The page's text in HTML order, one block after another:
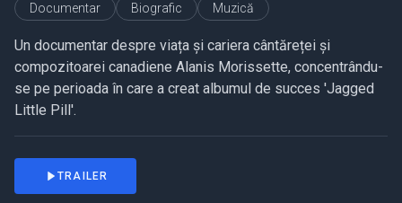
Documentar Biografic Muzică
Un documentar despre viața și cariera cântăreței și
compozitoarei canadiene Alanis Morissette, concentrându-
se pe perioada în care a creat albumul de succes 'Jagged
Little Pill'.
TRAILER